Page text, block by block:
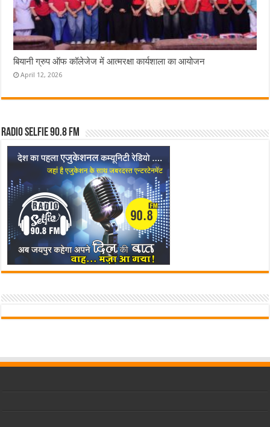
बियानी ग्रुप ऑफ कॉलेजेज में आत्मरक्षा कार्यशाला का आयोजन
April 12, 2026
Radio Selfie 90.8 FM